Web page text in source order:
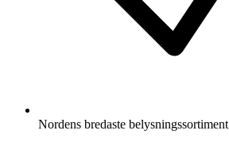
Nordens bredaste belysningssortiment